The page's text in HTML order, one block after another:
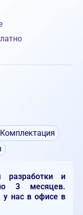
Комплектация
разработки и
3 месяцев.
у нас в офисе в